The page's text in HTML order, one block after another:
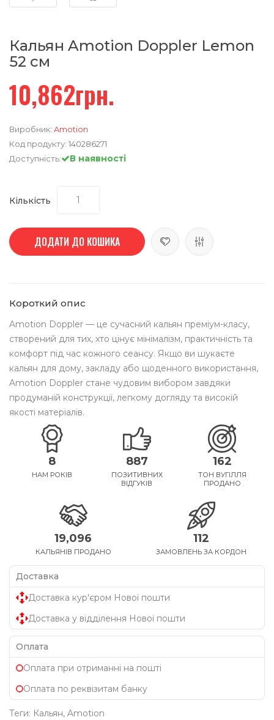
Кальян Amotion Doppler Lemon
52 см
10,862грн.
Виробник: Amotion
Код продукту: 140286271
Доступність:
В наявності
Кількість
ДОДАТИ ДО КОШИКА
Короткий опис
Amotion Doppler — це сучасний кальян преміум-класу,
створений для тих, хто цінує мінімалізм, практичність та
комфорт під час кожного сеансу. Якщо ви шукаєте
кальян для дому, закладу або щоденного використання,
Amotion Doppler стане чудовим вибором завдяки
продуманій конструкції, легкому догляду та високій
якості матеріалів.
8
НАМ РОКІВ
887
ПОЗИТИВНИХ
ВІДГУКІВ
162
ТОН ВУГІЛЛЯ
ПРОДАНО
19,096
КАЛЬЯНІВ ПРОДАНО
112
ЗАМОВЛЕНЬ ЗА КОРДОН
Доставка
Доставка кур'єром Нової пошти
Доставка у відділення Нової пошти
Оплата
Оплата при отриманні на пошті
Оплата по реквізитам банку
Теги: Кальян, Amotion